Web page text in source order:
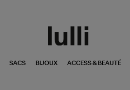
SACS BIJOUX ACCESS & BEAUTÉ